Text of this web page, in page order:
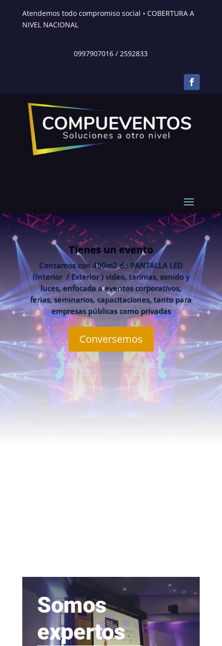
Atendemos todo compromiso social • COBERTURA A
NIVEL NACIONAL
0997907016 /2592833
Tienes un evento
Contamos con 400m2 de PANTALLA LED
(Interior / Exterior ) video, tarimas, sonido y
luces, enfocada a eventos corporativos,
ferias, seminarios, capacitaciones, tanto para
empresas públicas como privadas
Conversemos
Somos
expertos